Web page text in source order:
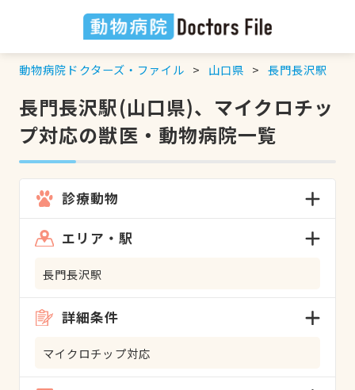
動物病院ドクターズ・ファイル 山口県 長門長沢駅
長門長沢駅(山口県)、マイクロチッ
プ対応の獣医・動物病院一覧
診療動物
エリア・駅
長門長沢駅
詳細条件
マイクロチップ対応